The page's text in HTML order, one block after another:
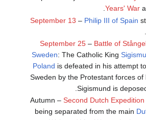
Years' War
September 13 – Philip III of Spain
September 25– Battle of
Sweden: The Catholic King
Poland is defeated in his attempt
Sweden by the Protestant forces of
Sigismund is
Autumn – Second Dutch
being separated from the main